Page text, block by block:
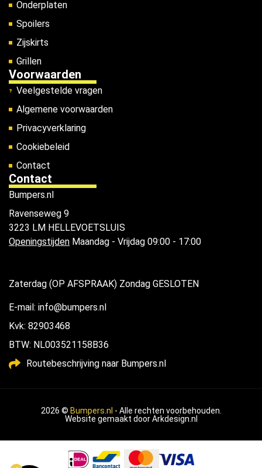
Onderplaten
Spoilers
Zijskirts
Grillen
Voorwaarden
Veelgestelde vragen
Algemene voorwaarden
Privacyverklaring
Cookiebeleid
Contact
Contact
Bumpers.nl
Ravenseweg 9
3223 LM HELLEVOETSLUIS
Openingstijden Maandag - Vrijdag 09:00 - 17:00
Zaterdag (OP AFSPRAAK) Zondag GESLOTEN
E-mail: info@bumpers.nl
Kvk: 82903468
BTW: NL003521158B36
Routebeschrijving naar Bumpers.nl
2026 © Bumpers.nl - Alle rechten voorbehouden.
Website gemaakt doorArkdesign.nl